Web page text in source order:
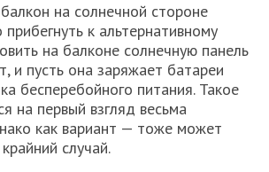
на солнечной стороне
к альтернативному
на балконе солнечную панель
и пусть она заряжает батареи
бесперебойного питания. Такое
на первый взгляд весьма
как вариант — тоже может
случай.